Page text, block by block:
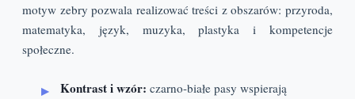
motyw zebry pozwala realizować treści z obszarów: przyroda,
matematyka, język, muzyka, plastyka i kompetencje
społeczne.
Kontrast i wzór: czarno-białe pasy wspierają